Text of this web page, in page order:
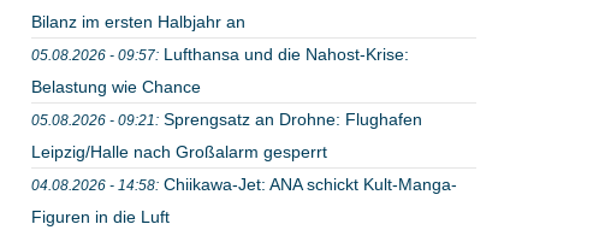
Bilanz im ersten Halbjahr an
05.08.2026 - 09:57: Lufthansa und die Nahost-Krise:
Belastung wie Chance
05.08.2026 - 09:21: Sprengsatz an Drohne: Flughafen
Leipzig/Halle nach Großalarm gesperrt
04.08.2026 - 14:58: Chiikawa-Jet: ANA schickt Kult-Manga-
Figuren in die Luft